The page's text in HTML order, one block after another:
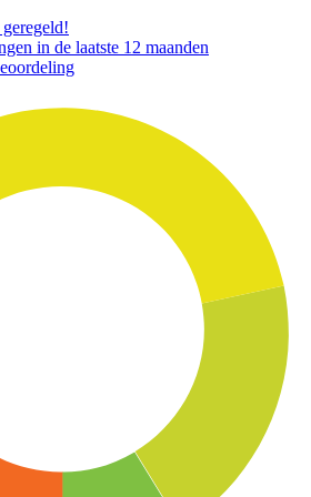
in de laatste 12 maanden